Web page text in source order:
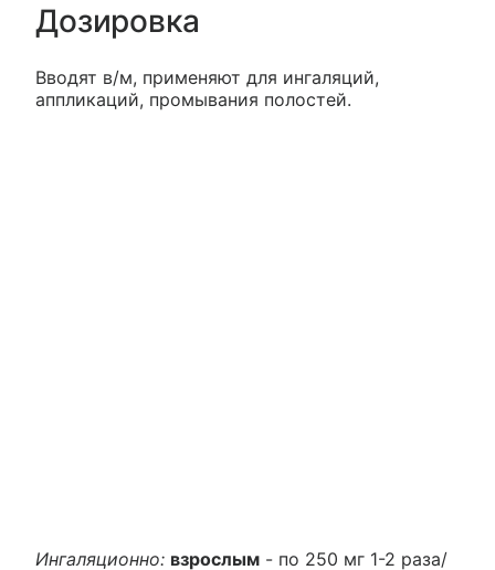
Дозировка
Вводят в/м, применяют для ингаляций,
аппликаций, промывания полостей.
Ингаляционно: взрослым - по 250 мг 1-2 раза/